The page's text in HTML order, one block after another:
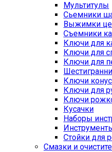
Мультитулы
Сьемники
Выжимки
Съемники
Ключи для
Ключи для
Ключи для
Ключи
Ключи для
Ключи
Кусачки
Наборы
Стойки для
Смазки и